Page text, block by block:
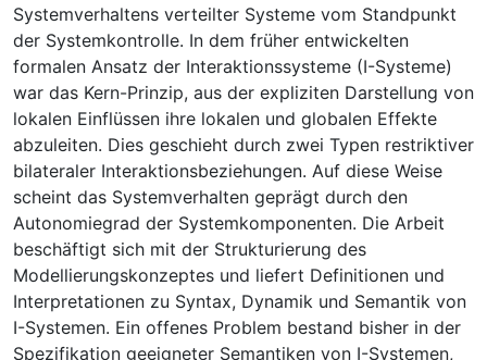
Systemverhaltens verteilter Systeme vom Standpunkt
der Systemkontrolle. In dem früher entwickelten
formalen Ansatz der Interaktionssysteme (I-Systeme)
war das Kern-Prinzip, aus der expliziten Darstellung von
lokalen Einflüssen ihre lokalen und globalen Effekte
abzuleiten. Dies geschieht durch zwei Typen restriktiver
bilateraler Interaktionsbeziehungen. Auf diese Weise
scheint das Systemverhalten geprägt durch den
Autonomiegrad der Systemkomponenten. Die Arbeit
beschäftigt sich mit der Strukturierung des
Modellierungskonzeptes und liefert Definitionen und
Interpretationen zu Syntax, Dynamik und Semantik von
I-Systemen. Ein offenes Problem bestand bisher in der
Spezifikation geeigneter Semantiken von I-Systemen,